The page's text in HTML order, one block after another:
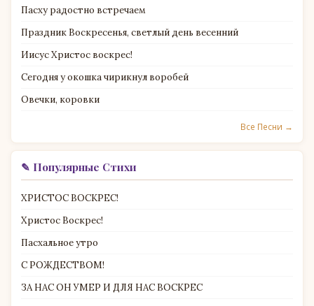
Пасху радостно встречаем
Праздник Воскресенья, светлый день весенний
Иисус Христос воскрес!
Сегодня у окошка чирикнул воробей
Овечки, коровки
Все Песни →
✎ Популярные Стихи
ХРИСТОС ВОСКРЕС!
Христос Воскрес!
Пасхальное утро
С РОЖДЕСТВОМ!
ЗА НАС ОН УМЕР И ДЛЯ НАС ВОСКРЕС